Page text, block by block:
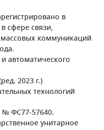
в
сфере связи,
коммуникаций
автоматического
2023 г.)
технологий
№ ФС77-57640.
унитарное